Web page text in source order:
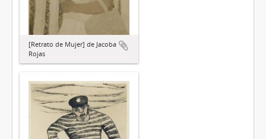
[Retrato de Mujer] de Jacoba
Rojas